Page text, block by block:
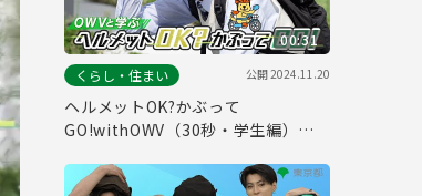
00:31
くらし・住まい
公開2024.11.20
ヘルメットOK?かぶって
GO!withOWV（30秒・学生編）自